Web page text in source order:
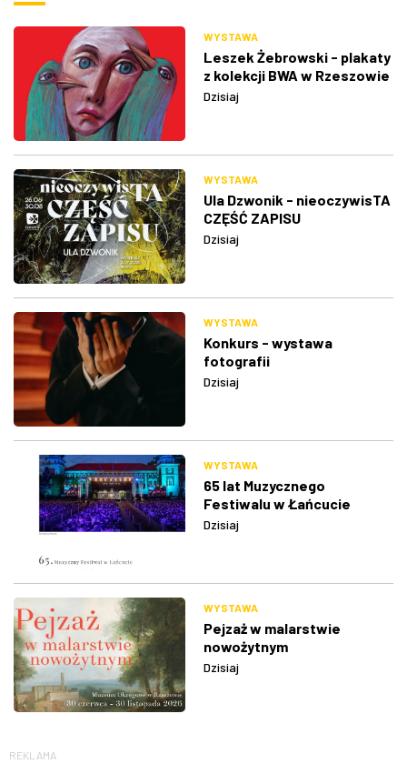
WYSTAWA
Leszek Żebrowski - plakaty
z kolekcji BWA w Rzeszowie
Dzisiaj
WYSTAWA
Ula Dzwonik - nieoczywisTA
CZĘŚĆ ZAPISU
Dzisiaj
WYSTAWA
Konkurs - wystawa
fotografii
Dzisiaj
WYSTAWA
65 lat Muzycznego
Festiwalu w Łańcucie
Dzisiaj
WYSTAWA
Pejzaż w malarstwie
nowożytnym
Dzisiaj
REKLAMA